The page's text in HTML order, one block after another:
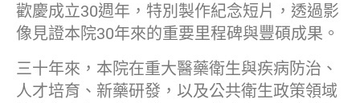
歡慶成立30週年，特別製作紀念短片，透過影
像見證本院30年來的重要里程碑與豐碩成果。
三十年來，本院在重大醫藥衛生與疾病防治、
人才培育、新藥研發，以及公共衛生政策領域